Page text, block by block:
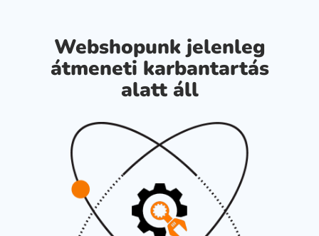
Webshopunk jelenleg
átmeneti karbantartás
alatt áll